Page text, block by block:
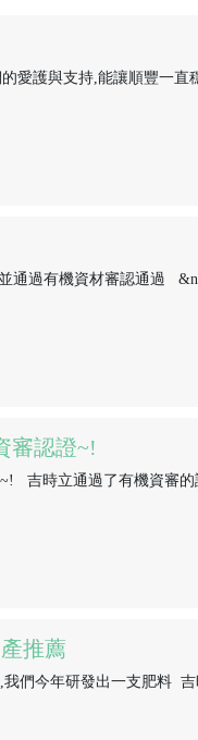
愛護與支持,能讓順豐一直
過有機資材審認通過
審認證~!
吉時立通過了有機資審
推薦
們今年研發出一支肥料